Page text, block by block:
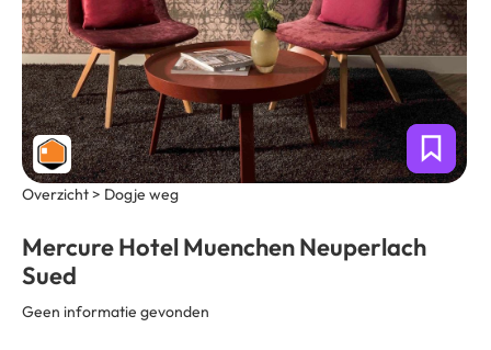
Overzicht > Dogje weg
Mercure Hotel Muenchen Neuperlach
Sued
Geen informatie gevonden